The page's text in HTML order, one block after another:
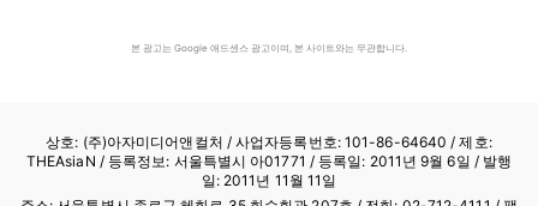
본 광고는 Google 애드센스 광고이며, 본 사이트와는 무관합니다.
상호: (주)아자미디어앤컬처 /사업자등록번호: 101-86-64640 / 제호:
THEAsiaN / 등록정보: 서울특별시 아01771 / 등록일: 2011년 9월 6일 / 발행
일: 2011년 11월 11일